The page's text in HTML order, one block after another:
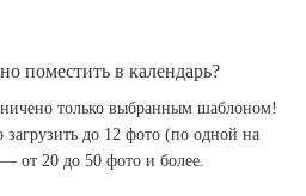
поместить в календарь?
только выбранным шаблоном!
до 12 фото (по одной на
от 20 до 50 фото и более.